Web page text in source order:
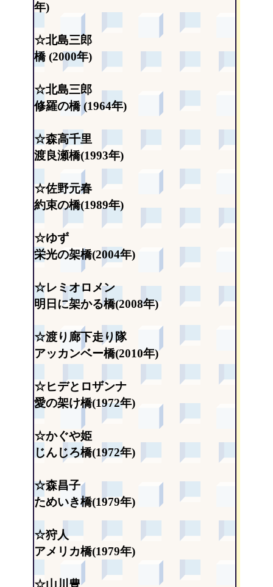
年)
☆北島三郎
橋 (2000年)
☆北島三郎
修羅の橋 (1964年)
☆森高千里
渡良瀬橋(1993年)
☆佐野元春
約束の橋(1989年)
☆ゆず
栄光の架橋(2004年)
☆レミオロメン
明日に架かる橋(2008年)
☆渡り廊下走り隊
アッカンベー橋(2010年)
☆ヒデとロザンナ
愛の架け橋(1972年)
☆かぐや姫
じんじろ橋(1972年)
☆森昌子
ためいき橋(1979年)
☆狩人
アメリカ橋(1979年)
☆山川豊